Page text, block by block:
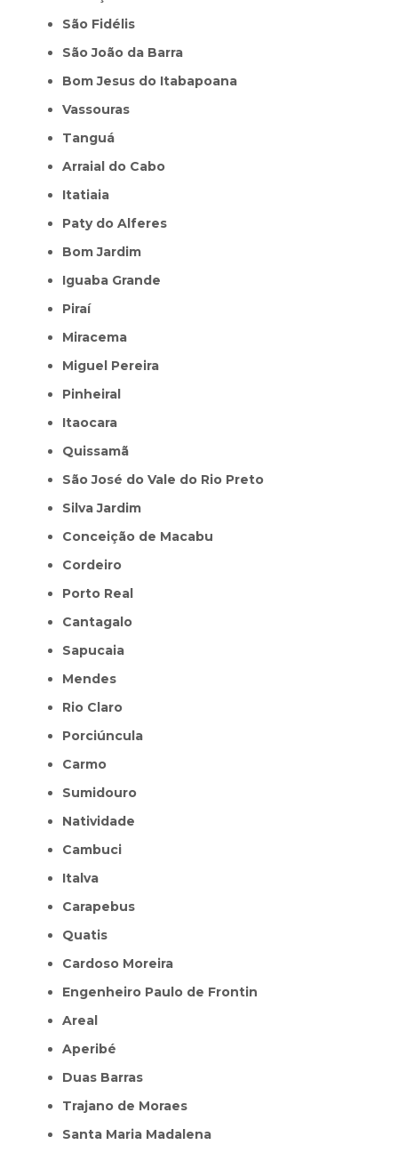
São Fidélis
São João da Barra
Bom Jesus do Itabapoana
Vassouras
Tanguá
Arraial do Cabo
Itatiaia
Paty do Alferes
Bom Jardim
Iguaba Grande
Piraí
Miracema
Miguel Pereira
Pinheiral
Itaocara
Quissamã
São José do Vale do Rio Preto
Silva Jardim
Conceição de Macabu
Cordeiro
Porto Real
Cantagalo
Sapucaia
Mendes
Rio Claro
Porciúncula
Carmo
Sumidouro
Natividade
Cambuci
Italva
Carapebus
Quatis
Cardoso Moreira
Engenheiro Paulo de Frontin
Areal
Aperibé
Duas Barras
Trajano de Moraes
Santa Maria Madalena